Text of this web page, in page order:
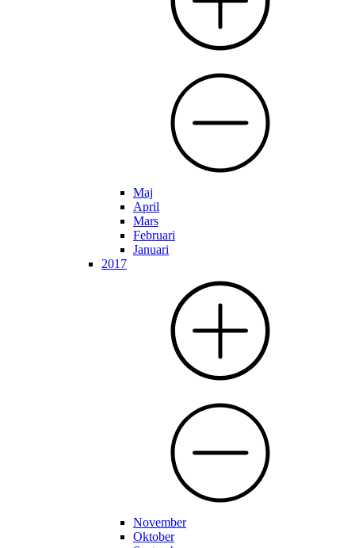
Maj
April
Mars
Februari
Januari
2017
November
Oktober